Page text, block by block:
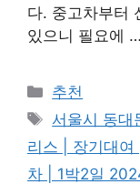
다. 중고차부터
있으니 필요에 …
카
테
고
리
추천
태
그
서울시 동대
리스 | 장기대
차 | 1박2일